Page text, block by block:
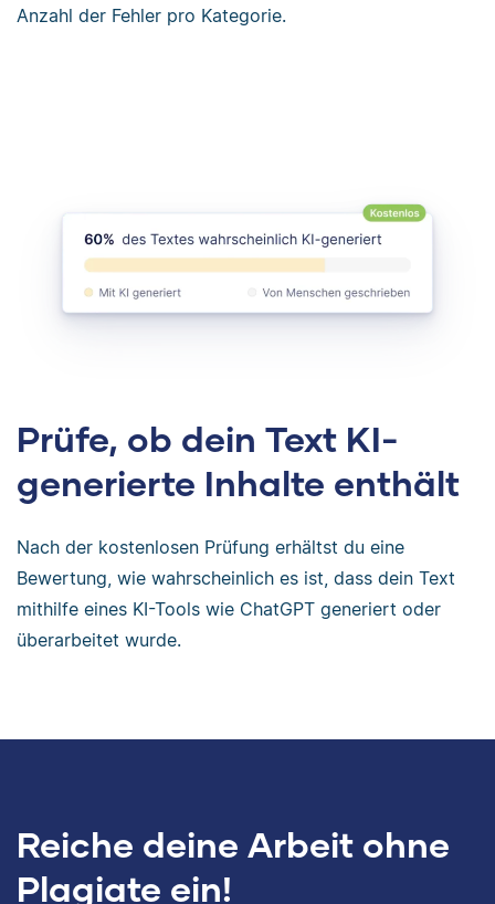
Anzahl der Fehler pro Kategorie.
Prüfe, ob dein Text KI-
generierte Inhalte enthält
Nach der kostenlosen Prüfung erhältst du eine
Bewertung, wie wahrscheinlich es ist, dass dein Text
mithilfe eines KI-Tools wie ChatGPT generiert oder
überarbeitet wurde.
Reiche deine Arbeit ohne
Plagiate ein!